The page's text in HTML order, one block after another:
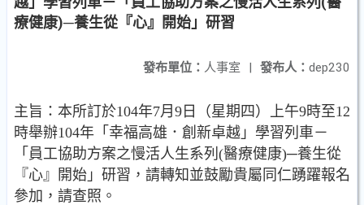
療健康)─養生從『心』開始」研習
發布人： dep230
發布單位： 人事室 |
主旨：本所訂於104年7月9日（星期四）上午9時至12
時舉辦104年「幸福高雄．創新卓越」學習列車－
「員工協助方案之慢活人生系列(醫療健康)─養生從
『心』開始」研習，請轉知並鼓勵貴屬同仁踴躍報名
參加，請查照。